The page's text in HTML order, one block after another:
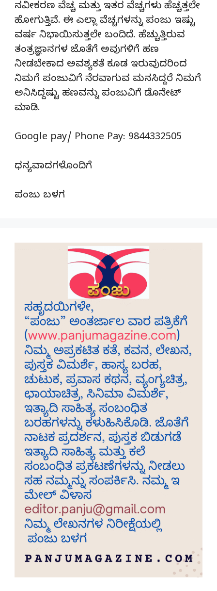
ನವೀಕರಣ ವೆಚ್ಚ ಮತ್ತು ಇತರ ವೆಚ್ಚಗಳು ಹೆಚ್ಚತ್ತಲೇ
ಹೋಗುತ್ತಿವೆ. ಈ ಎಲ್ಲಾ ವೆಚ್ಚಗಳನ್ನು ಪಂಜು ಇಷ್ಟು
ವರ್ಷ ನಿಭಾಯಿಸುತ್ತಲೇ ಬಂದಿದೆ. ಹೆಚ್ಚುತ್ತಿರುವ
ತಂತ್ರಜ್ಞಾನಗಳ ಜೊತೆಗೆ ಅವುಗಳಿಗೆ ಹಣ
ನೀಡಬೇಕಾದ ಅವಶ್ಯಕತೆ ಕೂಡ ಇರುವುದರಿಂದ
ನಿಮಗೆ ಪಂಜುವಿಗೆ ನೆರವಾಗುವ ಮನಸಿದ್ದರೆ ನಿಮಗೆ
ಅನಿಸಿದ್ದಷ್ಟು ಹಣವನ್ನು ಪಂಜುವಿಗೆ ಡೊನೇಟ್‌
ಮಾಡಿ.
Google pay/ Phone Pay: 9844332505
ಧನ್ಯವಾದಗಳೊಂದಿಗೆ
ಪಂಜು ಬಳಗ